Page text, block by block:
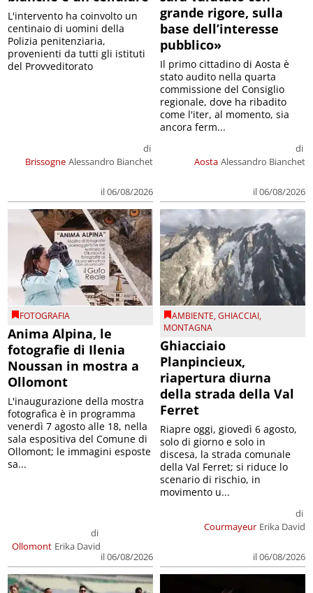
Brissogne
di
Alessandro Bianchet
il 06/08/2026
L'intervento ha coinvolto un
centinaio di uomini della
Polizia penitenziaria,
provenienti da tutti gli istituti
del Provveditorato
grande rigore, sulla
base dell’interesse
pubblico»
Aosta
di
Alessandro Bianchet
il 06/08/2026
Il primo cittadino di Aosta è
stato audito nella quarta
commissione del Consiglio
regionale, dove ha ribadito
come l'iter, al momento, sia
ancora ferm...
FOTOGRAFIA
Anima Alpina, le
fotografie di Ilenia
Noussan in mostra a
Ollomont
Ollomont
di
Erika David
il 06/08/2026
L'inaugurazione della mostra
fotografica è in programma
venerdì 7 agosto alle 18, nella
sala espositiva del Comune di
Ollomont; le immagini esposte
sa...
AMBIENTE,GHIACCIAI,
MONTAGNA
Ghiacciaio
Planpincieux,
riapertura diurna
della strada della Val
Ferret
Courmayeur
di
Erika David
il 06/08/2026
Riapre oggi, giovedì 6 agosto,
solo di giorno e solo in
discesa, la strada comunale
della Val Ferret; si riduce lo
scenario di rischio, in
movimento u...